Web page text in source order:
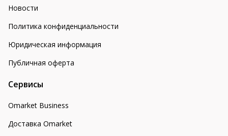
Новости
Политика конфиденциальности
Юридическая информация
Публичная оферта
Сервисы
Omarket Business
Доставка Omarket